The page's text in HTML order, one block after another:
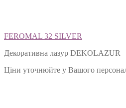
FEROMAL 32 SILVER
Декоративна лазур DEKOLAZUR
Ціни уточнюйте у Вашого